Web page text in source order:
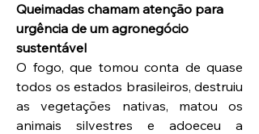
Queimadas chamam atenção para
urgência de um agronegócio
sustentável
O fogo, que tomou conta de quase
todos os estados brasileiros, destruiu
as vegetações nativas, matou os
animais silvestres e adoeceu a